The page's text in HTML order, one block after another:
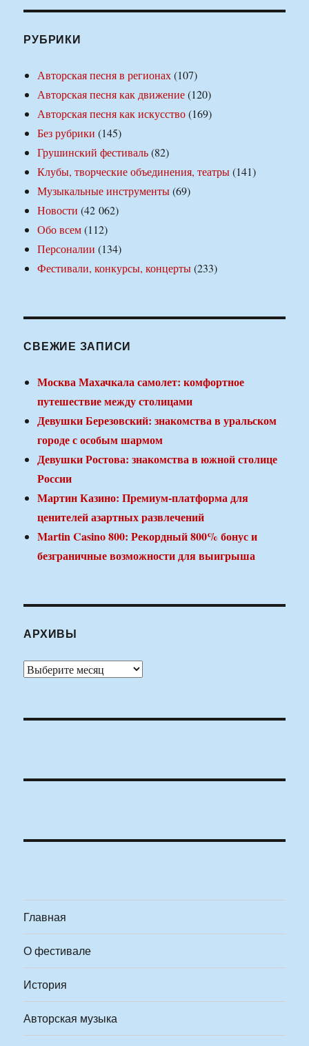
РУБРИКИ
Авторская песня в регионах(107)
Авторская песня как движение(120)
Авторская песня как искусство(169)
Без рубрики (145)
Грушинский фестиваль(82)
Клубы, творческие объединения, театры(141)
Музыкальные инструменты(69)
Новости (42 062)
Обо всем(112)
Персоналии (134)
Фестивали, конкурсы, концерты(233)
СВЕЖИЕ ЗАПИСИ
Москва Махачкала самолет: комфортное
путешествие между столицами
Девушки Березовский: знакомства в уральском
городе с особым шармом
Девушки Ростова: знакомства в южной столице
России
Мартин Казино: Премиум-платформа для
ценителей азартных развлечений
Martin Casino 800: Рекордный 800% бонус и
безграничные возможности для выигрыша
АРХИВЫ
Архивы
Главная
О фестивале
История
Авторская музыка